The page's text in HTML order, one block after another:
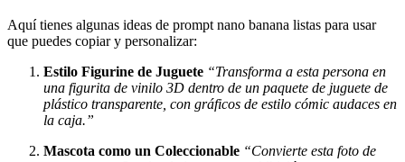
Aquí tienes algunas ideas de prompt nano banana listas para usar
que puedes copiar y personalizar:
Estilo Figurine de Juguete “Transforma a esta persona en
una figurita de vinilo 3D dentro de un paquete de juguete de
plástico transparente, con gráficos de estilo cómic audaces en
la caja.”
Mascota como un Coleccionable “Convierte esta foto de